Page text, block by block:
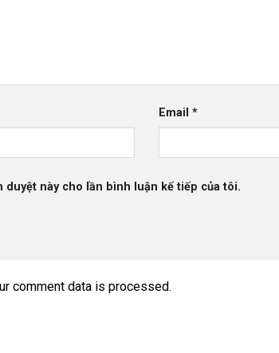
Email *
này cho lần bình luận kế tiếp của tôi.
comment data is processed.